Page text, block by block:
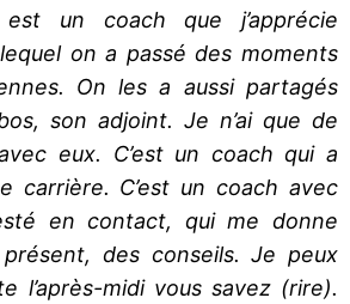
est un coach que j’apprécie
on a passé des moments
On les a aussi partagés
son adjoint. Je n’ai que de
eux. C’est un coach qui a
carrière. C’est un coach avec
en contact, qui me donne
présent, des conseils. Je peux
l’après-midi vous savez (rire).